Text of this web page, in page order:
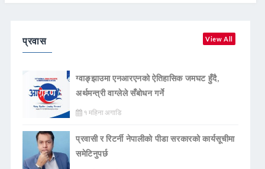
प्रवास View All
ग्वाङ्झाउमा एनआरएनको ऐतिहासिक जमघट हुँदै,
अर्थमन्त्री वाग्लेले सँबोधन गर्ने
१ महिना अगाडि
प्रवासी र रिटर्नी नेपालीको पीडा सरकारको कार्यसूचीमा
समेटिनुपर्छ